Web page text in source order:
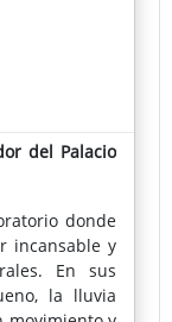
del Palacio
donde
incansable y
En sus
la lluvia